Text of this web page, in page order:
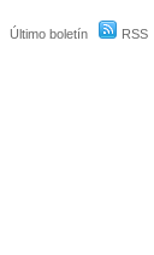
Último boletín RSS